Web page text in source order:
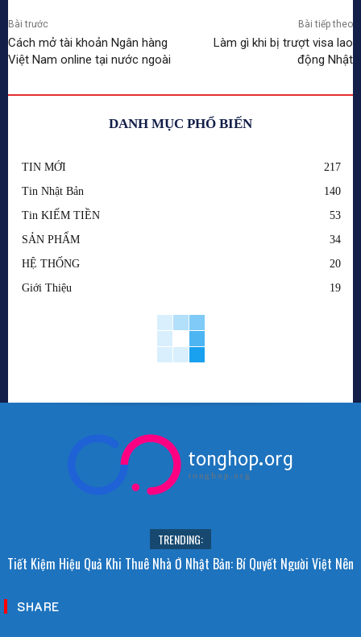
Bài trước
Cách mở tài khoản Ngân hàng
Việt Nam online tại nước ngoài
Bài tiếp theo
Làm gì khi bị trượt visa lao
động Nhật
DANH MỤC PHỔ BIẾN
TIN MỚI
217
Tin Nhật Bản
140
Tin KIẾM TIỀN
53
SẢN PHẨM
34
HỆ THỐNG
20
Giới Thiệu
19
tonghop.org
tonghop.org
TRENDING:
Tiết Kiệm Hiệu Quả Khi Thuê Nhà Ở Nhật Bản: Bí Quyết Người Việt Nên
SHARE